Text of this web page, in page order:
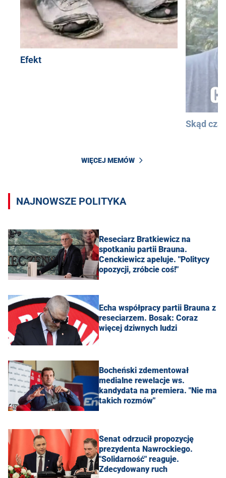
Efekt
Skąd
WIĘCEJ MEMÓW
NAJNOWSZE POLITYKA
Reseciarz Bratkiewicz na
spotkaniu partii Brauna.
Cenckiewicz apeluje. "Politycy
opozycji, zróbcie coś!"
Echa współpracy partii Brauna z
reseciarzem. Bosak: Coraz
więcej dziwnych ludzi
Bocheński zdementował
medialne rewelacje ws.
kandydata na premiera. "Nie ma
takich rozmów"
Senat odrzucił propozycję
prezydenta Nawrockiego.
"Solidarność" reaguje.
Zdecydowany ruch